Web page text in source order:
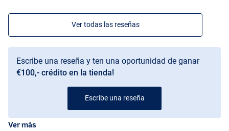
Ver todas las reseñas
Escribe una reseña y ten una oportunidad de ganar
€100,- crédito en la tienda!
Escribe una reseña
Ver más